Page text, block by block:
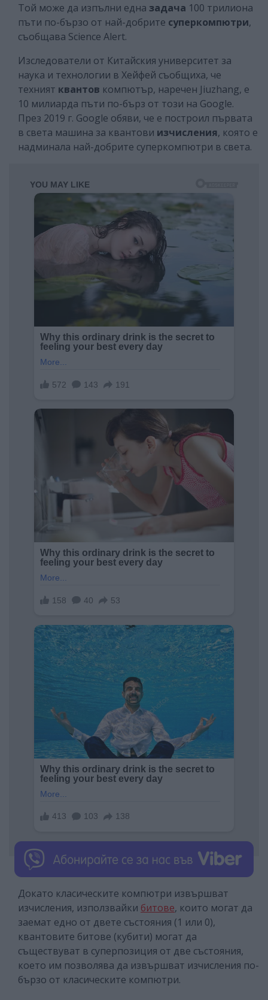
Той може да изпълни една задача 100 трилиона
пъти по-бързо от най-добрите суперкомпютри,
съобщава Science Alert.
Изследователи от Китайския университет за
наука и технологии в Хейфей съобщиха, че
техният квантов компютър, наречен Jiuzhang, е
10 милиарда пъти по-бърз от този на Google.
През 2019 г. Google обяви, че е построил първата
в света машина за квантови изчисления, която е
надминала най-добрите суперкомпютри в света.
Докато класическите компютри извършват
изчисления, използвайки битове, които могат да
заемат едно от двете състояния (1 или 0),
квантовите битове (кубити) могат да
съществуват в суперпозиция от две състояния,
което им позволява да извършват изчисления по-
бързо от класическите компютри.